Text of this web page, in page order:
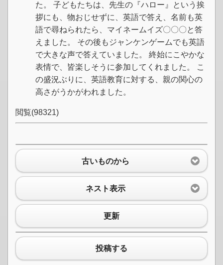
た。 子どもたちは、先生の『ハロー』という挨
拶にも、物おじせずに、英語で答え、名前も英
語で尋ねられたら、マイネームイズ〇〇〇と答
えました。 その後もジャンケンゲームでも英語
で大きな声で答えていました。 終始にこやかな
表情で、皆楽しそうに参加してくれました。 こ
の盛況ぶりに、英語教育に対する、親の関心の
高さがうかがわれました。
閲覧(98321)
古いものから
ネスト表示
更新
投稿する